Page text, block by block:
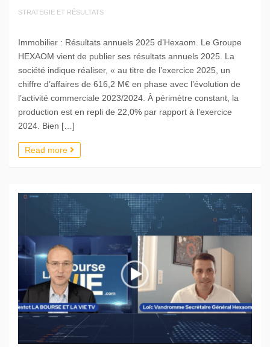
STRATEGIE ET RÉSULTATS
Immobilier : Résultats annuels 2025 d’Hexaom. Le Groupe
HEXAOM vient de publier ses résultats annuels 2025. La
société indique réaliser, « au titre de l’exercice 2025, un
chiffre d’affaires de 616,2 M€ en phase avec l’évolution de
l’activité commerciale 2023/2024. À périmètre constant, la
production est en repli de 22,0% par rapport à l’exercice
2024. Bien […]
Read more